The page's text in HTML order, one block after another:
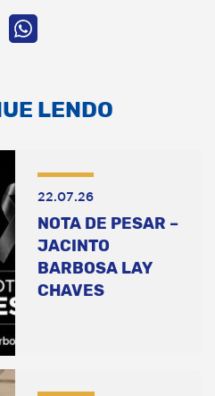
LENDO
22.07.26
NOTA DE PESAR –
JACINTO
BARBOSA LAY
CHAVES